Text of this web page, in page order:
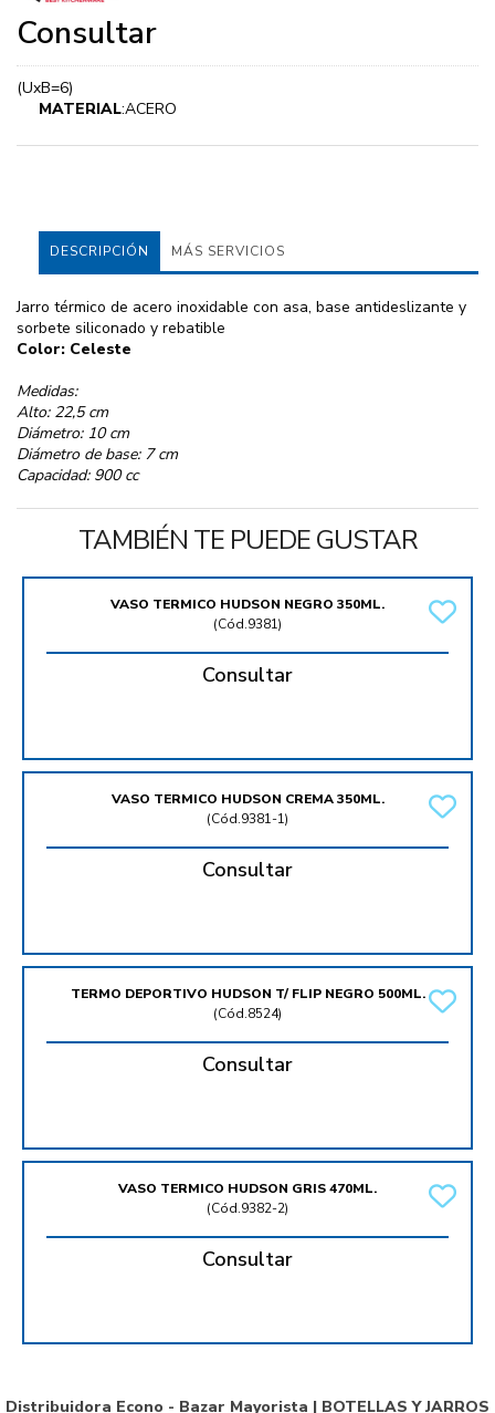
Consultar
(UxB=6)
MATERIAL:ACERO
DESCRIPCIÓN MÁS SERVICIOS
Jarro térmico de acero inoxidable con asa, base antideslizante y
sorbete siliconado y rebatible
Color: Celeste
Medidas:
Alto: 22,5 cm
Diámetro: 10 cm
Diámetro de base: 7 cm
Capacidad: 900 cc
TAMBIÉN TE PUEDE GUSTAR
VASO TERMICO HUDSON NEGRO 350ML.
(Cód.9381)
Consultar
VASO TERMICO HUDSON CREMA 350ML.
(Cód.9381-1)
Consultar
TERMO DEPORTIVO HUDSON T/ FLIP NEGRO 500ML.
(Cód.8524)
Consultar
VASO TERMICO HUDSON GRIS 470ML.
(Cód.9382-2)
Consultar
Distribuidora Econo - Bazar Mayorista | BOTELLAS Y JARROS